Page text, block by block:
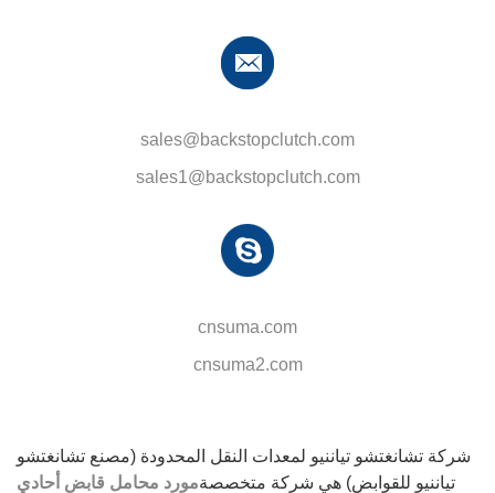
sales@backstopclutch.com
sales1@backstopclutch.com
cnsuma.com
cnsuma2.com
شركة تشانغتشو تياننيو لمعدات النقل المحدودة (مصنع تشانغتشو
تياننيو للقوابض) هي شركة متخصصةمورد محامل قابض أحادي